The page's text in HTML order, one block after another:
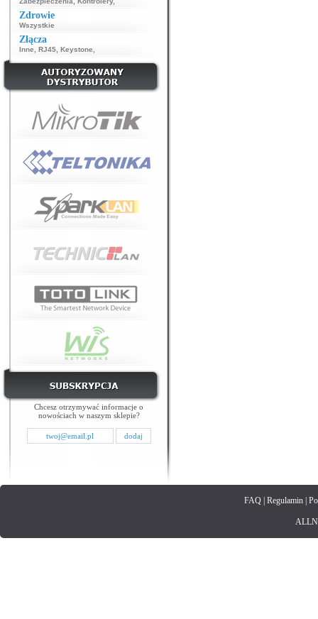
Zdrowie
Wszystkie
Złącza
Inne RJ45 Keystone
Chcesz otrzymywać informacje o
nowościach w naszym sklepie?
FAQ| Regulamin|